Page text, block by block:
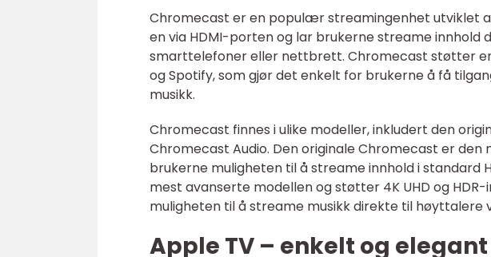
Chromecast er en populær streamingenhet utviklet
en via HDMI-porten og lar brukerne streame innhold
smarttelefoner eller nettbrett. Chromecast støtter
og Spotify, som gjør det enkelt for brukerne å få
musikk.
Chromecast finnes i ulike modeller, inkludert den
Chromecast Audio. Den originale Chromecast er
brukerne muligheten til å streame innhold i standard
mest avanserte modellen og støtter 4K UHD og
muligheten til å streame musikk direkte til høyttalere
Apple TV – enkelt og elegant